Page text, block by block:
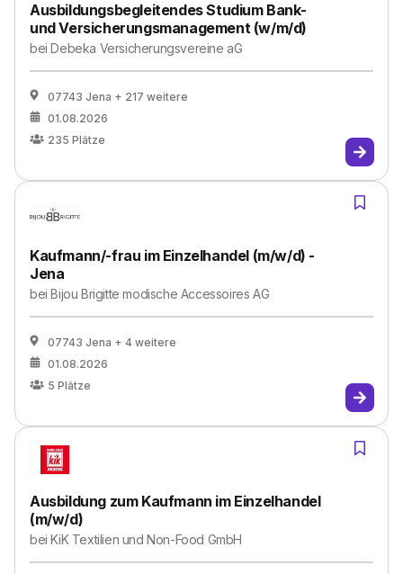
Ausbildungsbegleitendes Studium Bank-
und Versicherungsmanagement (w/m/d)
beiDebeka Versicherungsvereine aG
07743 Jena + 217 weitere
01.08.2026
235 Plätze
Kaufmann/-frau im Einzelhandel (m/w/d) -
Jena
beiBijou Brigitte modische Accessoires AG
07743 Jena + 4 weitere
01.08.2026
5 Plätze
Ausbildung zum Kaufmann im Einzelhandel
(m/w/d)
beiKiK Textilien und Non-Food GmbH